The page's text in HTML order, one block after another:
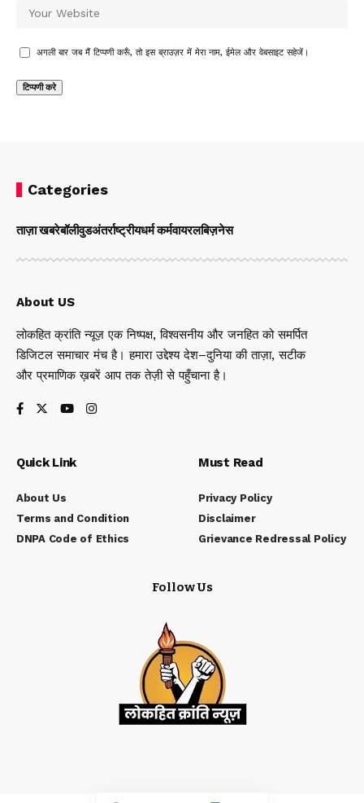
अगली बार जब मैं टिप्पणी करूँ, तो इस ब्राउज़र में मेरा नाम, ईमेल और वेबसाइट सहेजें।
Categories
ताज़ा खबरेबॉलीवुडअंतर्राष्ट्रीयधर्म कर्मवायरलबिज़नेस
About US
लोकहित क्रांति न्यूज़ एक निष्पक्ष, विश्वसनीय और जनहित को समर्पित
डिजिटल समाचार मंच है। हमारा उद्देश्य देश–दुनिया की ताज़ा, सटीक
और प्रमाणिक ख़बरें आप तक तेज़ी से पहुँचाना है।
Quick Link
About Us
Terms and Condition
DNPA Code of Ethics
Must Read
Privacy Policy
Disclaimer
Grievance Redressal Policy
Follow Us